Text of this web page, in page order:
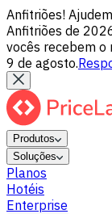
Anfitriões!
Anfitriões de
vocês recebem o
9 de agosto.
Produtos
Soluções
Planos
Hotéis
Enterprise